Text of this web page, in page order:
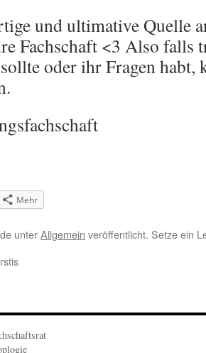
und ultimative Quelle
Fachschaft <3 Also falls
oder ihr Fragen habt,
Mehr
unterAllgemein veröffentlicht. Setze ein